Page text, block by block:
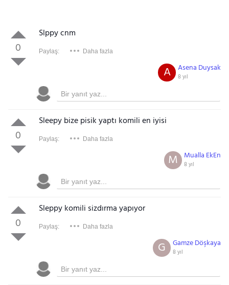
0
Slppy cnm
Paylaş: Daha fazla
Asena Duysak
8 yıl
A
0
Sleepy bize pisik yaptı komili en iyisi
Paylaş: Daha fazla
Mualla EkEn
8 yıl
M
0
Sleppy komili sizdırma yapıyor
Paylaş: Daha fazla
Gamze Döşkaya
8 yıl
G